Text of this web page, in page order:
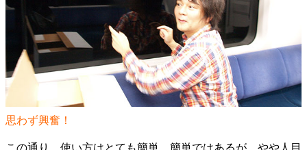
思わず興奮！
この通り、使い方はとても簡単。簡単ではあるが、やや人目